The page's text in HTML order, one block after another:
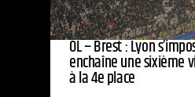
OL – Brest : Lyon
enchaîne une sixième
à la 4e place